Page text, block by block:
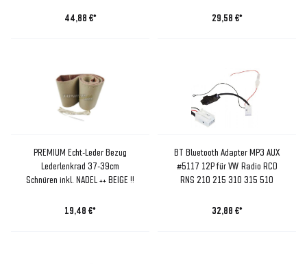
44,88 €* 29,58 €*
PREMIUM Echt-Leder Bezug
Lederlenkrad 37-39cm
Schnüren inkl. NADEL ++ BEIGE !!
19,48 €*
BT Bluetooth Adapter MP3 AUX
#5117 12P für VW Radio RCD
RNS 210 215 310 315 510
32,88 €*